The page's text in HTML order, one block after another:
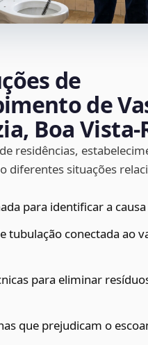
de
de
Boa
residências,
diferentes situações
para identificar a
tubulação conectada ao
para eliminar
que prejudicam o